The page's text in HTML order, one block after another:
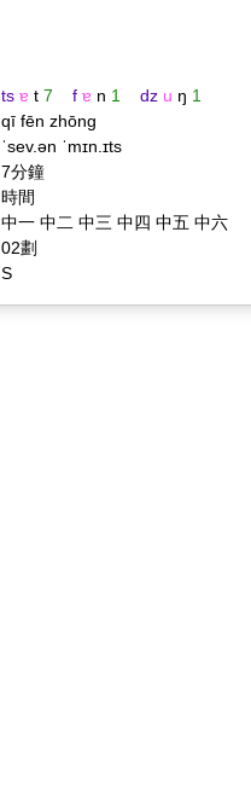
ts ɐ t 7 f ɐ n 1 dz u ŋ 1
qī fēn zhōng
ˈsev.ən ˈmɪn.ɪts
7分鐘
時間
中一 中二 中三 中四 中五 中六
02劃
S